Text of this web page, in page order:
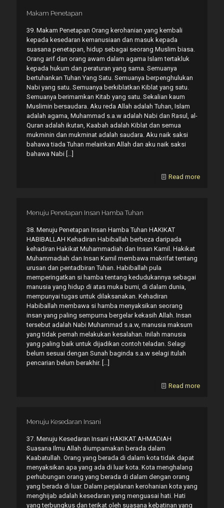
Makam Penetapan
39. Makam Penetapan Orang kerohanian yang kembali
kepada kesedaran kemanusiaan dan masuk kepada
suasana penetapan, hidup sebagai seorang Muslim biasa.
Orang arif dan orang awam dalam agama Islam tertakluk
kepada hukum dan peraturan yang sama. Semuanya
bertuhankan Tuhan Yang Satu. Semuanya berpenghulukan
Nabi yang satu. Semuanya berkiblatkan Kiblat yang satu.
Semuanya berimamkan Kitab yang satu. Sekalian kaum
Muslimin bersaudara. Aku reda Allah adalah Tuhan, Islam
adalah agama, Muhammad s.a.w adalah Nabi dan Rasul, al-
Quran adalah ikutan, Kaabah adalah Kiblat dan semua
mukminin dan mukminat adalah saudara. Aku naik saksi
bahawa tiada Tuhan melainkan Allah dan aku naik saksi
bahawa Nabi […]
Read more
Menuju Penetapan Insan Hamba Tuhan
38. Menuju Penetapan Insan Hamba Tuhan HAKIKAT
HABIBALLAH Kehadiran Habiballah berbeza daripada
kehadiran Hakikat Muhammadiah dan Insan Kamil. Hakikat
Muhammadiah dan Insan Kamil membawa makrifat tentang
urusan dan pentadbiran Tuhan. Habiballah pula
memperingatkan si hamba tentang kedudukannya sebagai
manusia yang hidup di atas muka bumi, di dalam dunia,
mempunyai tugas untuk dilaksanakan. Kehadiran
Habiballah membawa si hamba menyaksikan seorang
insan yang paling sempurna bergelar kekasih Allah. Insan
tersebut adalah Nabi Muhammad s.a.w, manusia maksum
yang tidak pernah melakukan kesalahan. Inilah manusia
yang paling baik untuk dijadikan contoh teladan. Selagi
belum sesuai dengan Sunah baginda s.a.w selagi itulah
pencarian belum berakhir. […]
Read more
Menuju Kesedaran Insani
37. Menuju Kesedaran Insani HAKIKAT AHMADIAH
Suasana Ilmu Allah diumpamakan berada dalam
Kaabatullah. Orang yang berada di dalam kota tidak dapat
menyaksikan apa yang ada di luar kota. Kota menghalang
perhubungan orang yang berada di dalam dengan orang
yang berada di luar. Dalam perjalanan kerohanian kota yang
menghijab adalah kesedaran yang menguasai hati. Hati
yang terbungkus dan terikat oleh suasana kebatinan yang